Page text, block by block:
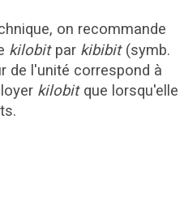
on recommande
kilobit par kibibit (symb.
de l'unité correspond à
kilobit que lorsqu'elle